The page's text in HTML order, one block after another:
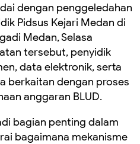
dengan penggeledahan
Pidsus Kejari Medan di
Medan, Selasa
tersebut, penyidik
data elektronik, serta
berkaitan dengan proses
anggaran BLUD.
bagian penting dalam
bagaimana mekanisme